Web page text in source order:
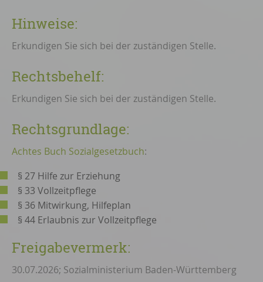
Hinweise:
Erkundigen Sie sich bei der zuständigen Stelle.
Rechtsbehelf:
Erkundigen Sie sich bei der zuständigen Stelle.
Rechtsgrundlage:
Achtes Buch Sozialgesetzbuch:
§ 27 Hilfe zur Erziehung
§ 33 Vollzeitpflege
§ 36 Mitwirkung, Hilfeplan
§ 44 Erlaubnis zur Vollzeitpflege
Freigabevermerk:
30.07.2026; Sozialministerium Baden-Württemberg